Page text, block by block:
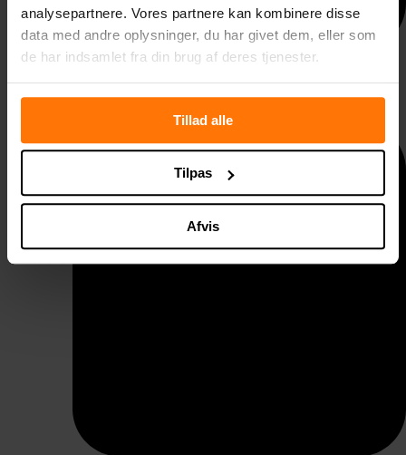
analysepartnere. Vores partnere kan kombinere disse
data med andre oplysninger, du har givet dem, eller som
de har indsamlet fra din brug af deres tjenester.
Tillad alle
Tilpas
Afvis
Taggelænder